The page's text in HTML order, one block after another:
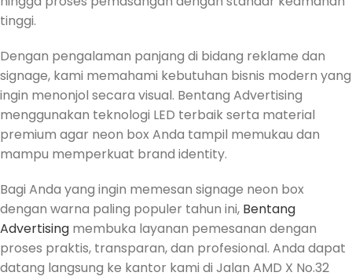
tinggi.
Dengan pengalaman panjang di bidang reklame dan
signage, kami memahami kebutuhan bisnis modern yang
ingin menonjol secara visual. Bentang Advertising
menggunakan teknologi LED terbaik serta material
premium agar neon box Anda tampil memukau dan
mampu memperkuat brand identity.
Bagi Anda yang ingin memesan signage neon box
dengan warna paling populer tahun ini, Bentang
Advertising membuka layanan pemesanan dengan
proses praktis, transparan, dan profesional. Anda dapat
datang langsung ke kantor kami di Jalan AMD X No.32